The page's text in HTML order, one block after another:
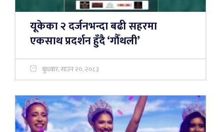
यूकेका २ दर्जनभन्दा बढी सहरमा
एकसाथ प्रदर्शन हुँदै ‘गौँथली’
बुधबार, साउन २०, २०८३